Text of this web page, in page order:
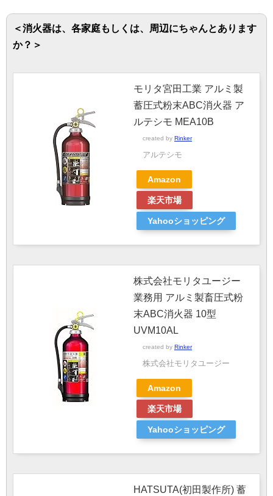
＜消火器は、各家庭もしくは、周辺にちゃんとあります
か？＞
モリタ宮田工業 アルミ製
蓄圧式粉末ABC消火器 ア
ルテシモ MEA10B
created by Rinker
アルテシモ
Amazon
楽天市場
Yahooショッピング
株式会社モリタユージー
業務用 アルミ製畜圧式粉
末ABC消火器 10型
UVM10AL
created by Rinker
株式会社モリタユージー
Amazon
楽天市場
Yahooショッピング
HATSUTA(初田製作所) 蓄